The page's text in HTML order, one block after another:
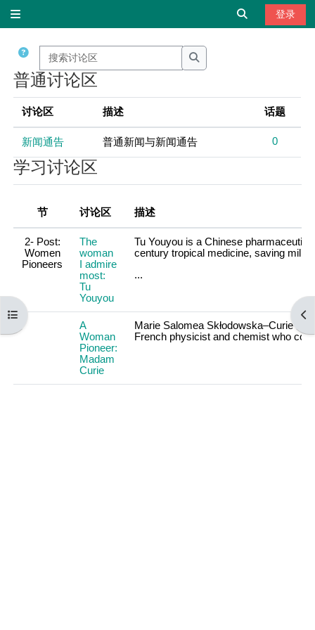
切换搜索输入
登录
打开课程索引 打
搜索讨论区
搜索讨论区
普通讨论区
讨论区 描述 话题
新闻通告 普通新闻与新闻通告 0
学习讨论区
节 讨论区 描述
2- Post:
Women
Pioneers
The
woman
I admire
most:
Tu
Youyou
Tu Youyou is a Chinese pharmaceutical
century tropical medicine, saving
...
A
Woman
Pioneer:
Madam
Curie
Marie Salomea Skłodowska–Curie
French physicist and chemist who